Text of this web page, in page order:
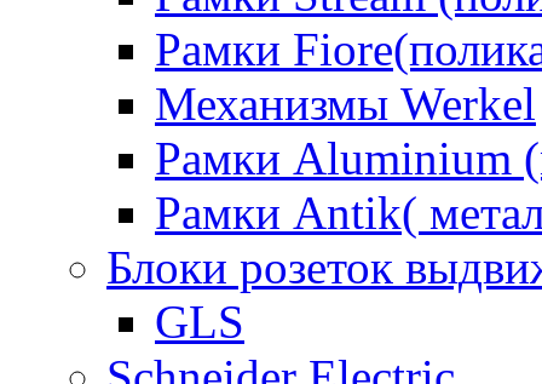
Рамки
Механизмы Werkel
Рамки Aluminium
Рамки Antik(
Блоки розеток
GLS